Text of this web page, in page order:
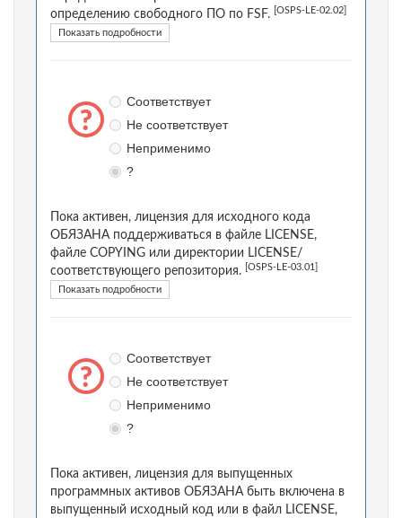
определению свободного ПО по FSF.
[OSPS-LE-02.02]
Показать подробности
Соответствует
Не соответствует
Неприменимо
?
Пока активен, лицензия для исходного кода
ОБЯЗАНА поддерживаться в файле LICENSE,
файле COPYING или директории LICENSE/
соответствующего репозитория.
[OSPS-LE-03.01]
Показать подробности
Соответствует
Не соответствует
Неприменимо
?
Пока активен, лицензия для выпущенных
программных активов ОБЯЗАНА быть включена в
выпущенный исходный код или в файл LICENSE,